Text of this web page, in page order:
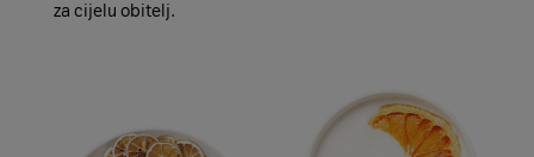
za cijelu obitelj.